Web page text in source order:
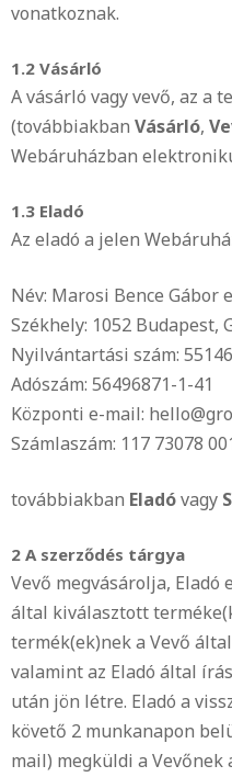
vonatkoznak.
1.2 Vásárló
A vásárló vagy vevő, az a
(továbbiakban Vásárló,
Webáruházban
1.3 Eladó
Az eladó a jelen
Név: Marosi Bence Gábor
Székhely: 1052 Budapest,
Nyilvántartási szám:
Adószám: 56496871-1-41
Központi e-mail:
Számlaszám: 117 73078
továbbiakban Eladóvagy
2 A szerződés tárgya
Vevő megvásárolja, Eladó
által kiválasztott
termék(ek)nek a Vevő
valamint az Eladó által
után jön létre. Eladó a
követő 2 munkanapon
mail) megküldi a